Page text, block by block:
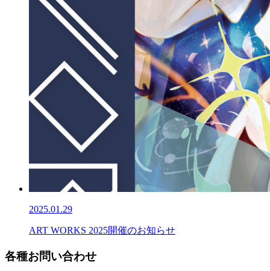
2025.01.29
ART WORKS 2025開催のお知らせ
各種お問い合わせ